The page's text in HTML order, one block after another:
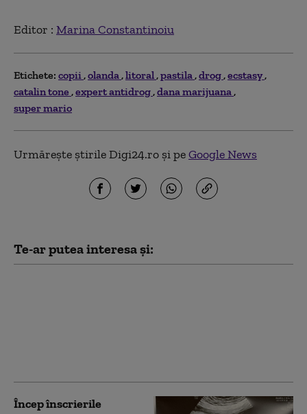
Editor : Marina Constantinoiu
Etichete: copii olanda litoral pastila drog ecstasy
catalin tone expert antidrog dana marijuana
super mario
Urmărește știrile Digi24.ro și peGoogle News
Te-ar putea interesa și:
Încep înscrierile